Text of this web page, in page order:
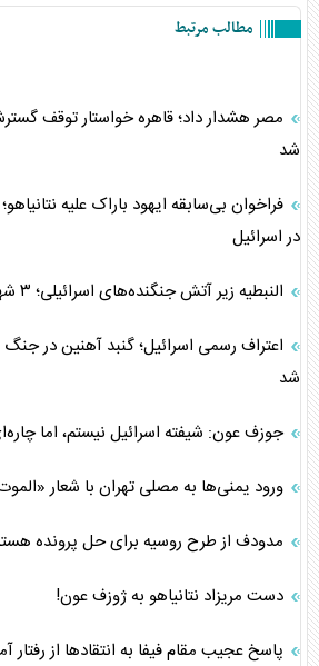
مطالب مرتبط
مصر هشدار داد؛ قاهره خواستار توقف
شد
فراخوان بی‌سابقه ایهود باراک علیه
در اسرائیل
النبطیه زیر آتش جنگنده‌های اسرائیلی؛ ۳ شهید در جنوب لبنان
شد
جوزف عون: شیفته اسرائیل نیستم، اما
ورود یمنی‌ها به مصلی تهران با شعار
مدودف از طرح روسیه برای حل پرونده
دست مریزاد نتانیاهو به ژوزف عون!
پاسخ عجیب مقام فیفا به انتقادها از رفتار